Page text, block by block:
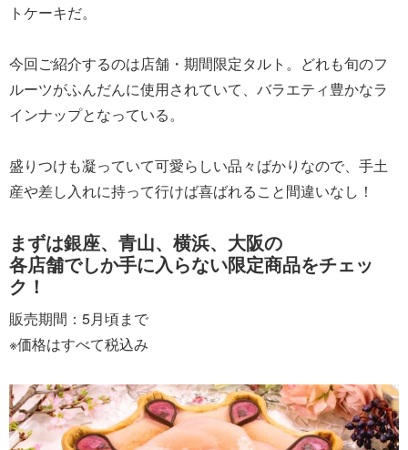
トケーキだ。
今回ご紹介するのは店舗・期間限定タルト。どれも旬のフ
ルーツがふんだんに使用されていて、バラエティ豊かなラ
インナップとなっている。
盛りつけも凝っていて可愛らしい品々ばかりなので、手土
産や差し入れに持って行けば喜ばれること間違いなし！
まずは銀座、青山、横浜、大阪の
各店舗でしか手に入らない限定商品をチェッ
ク！
販売期間：5月頃まで
※価格はすべて税込み